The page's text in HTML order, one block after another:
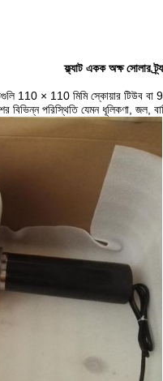
ফ্ল্যাট একক অক্ষ সোলার
110 × 110 মিমি স্কোয়ার টিউব বা
বিভিন্ন পরিস্থিতি যেমন ধূলিকণা, জল,